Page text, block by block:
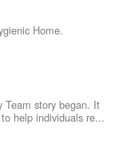
Home.
Team story began. It
help individuals re...